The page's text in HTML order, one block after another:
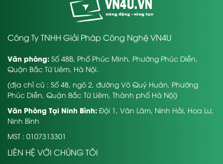
Công Ty TNHH Giải Pháp Công Nghệ VN4U
Văn phòng: Số 48B, Phố Phúc Minh, Phường Phúc Diễn,
Quận Bắc Từ Liêm, Hà Nội.
(địa chỉ cũ : Số 48, ngõ 2, đường Võ Quý Huân, Phường
Phúc Diễn, Quận Bắc Từ Liêm, Thành phố Hà Nội)
Văn Phòng Tại Ninh Bình: Đội 1, Văn Lâm, Ninh Hải, Hoa Lư,
Ninh Bình
MST : 0107313301
LIÊN HỆ VỚI CHÚNG TÔI